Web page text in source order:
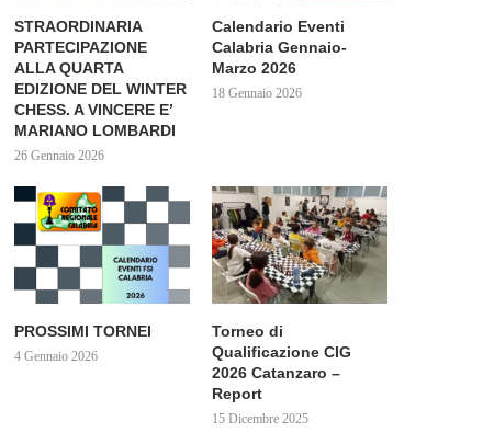
STRAORDINARIA
PARTECIPAZIONE
ALLA QUARTA
EDIZIONE DEL WINTER
CHESS. A VINCERE E’
MARIANO LOMBARDI
26 Gennaio 2026
Calendario Eventi
Calabria Gennaio-
Marzo 2026
18 Gennaio 2026
PROSSIMI TORNEI
4 Gennaio 2026
Torneo di
Qualificazione CIG
2026 Catanzaro –
Report
15 Dicembre 2025